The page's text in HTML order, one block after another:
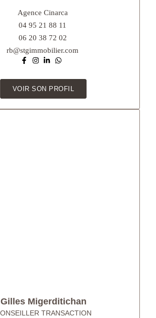
Agence Cinarca
04 95 21 88 11
06 20 38 72 02
rb@stgimmobilier.com
VOIR SON PROFIL
Gilles Migerditichan
TRANSACTION